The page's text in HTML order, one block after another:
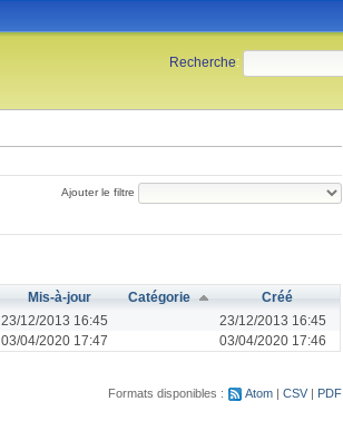
Recherche:
Ajouter le filtre
Mis-à-jour Catégorie
Créé
23/12/2013 16:45
23/12/2013 16:45
03/04/2020 17:47 03/04/2020 17:46
Formats disponibles :
Atom CSV PDF